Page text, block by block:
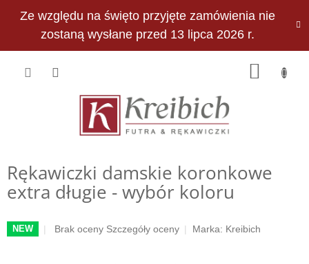
Ze względu na święto przyjęte zamówienia nie
zostaną wysłane przed 13 lipca 2026 r.
PLN
Rękawiczki damskie koronkowe
extra długie - wybór koloru
NEW
Średnia
Brak oceny Szczegóły oceny Marka: Kreibich